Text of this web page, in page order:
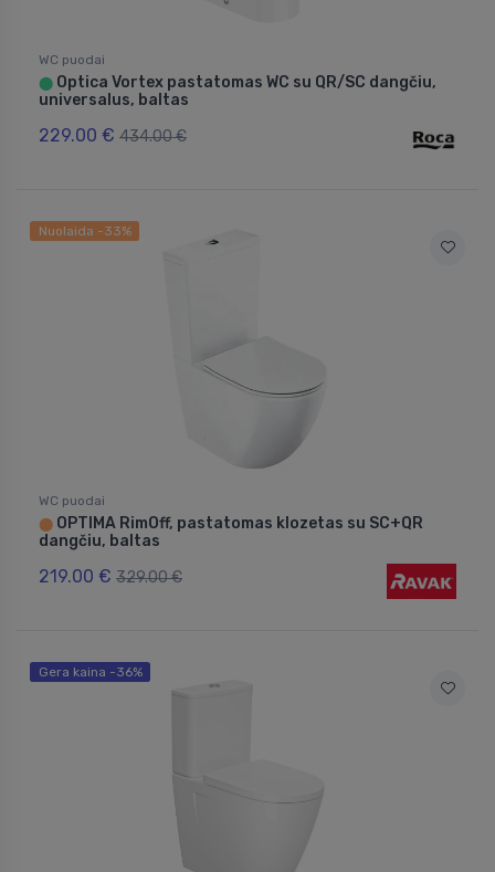
WC puodai
⬤ Optica Vortex pastatomas WC su QR/SC dangčiu,
universalus, baltas
229.00 € 434.00 €
Nuolaida -33%
WC puodai
⬤ OPTIMA RimOff, pastatomas klozetas su SC+QR
dangčiu, baltas
219.00 € 329.00 €
Gera kaina -36%